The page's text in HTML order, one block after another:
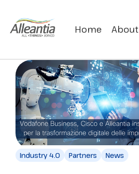
Home About
Industry 4.0 Partners News